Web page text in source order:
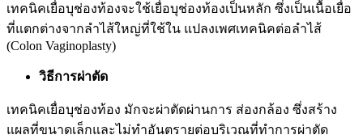
เทคนิคเยื่อบุช่องท้องจะใช้เยื่อบุช่องท้องเป็นหลัก ซึ่งเป็นเนื้อเยื่อ
ที่แตกต่างจากลำไส้ใหญ่ที่ใช้ใน แปลงเพศเทคนิคต่อลำไส้
(Colon Vaginoplasty)
วิธีการผ่าตัด
เทคนิคเยื่อบุช่องท้อง มักจะผ่าตัดผ่านการ ส่องกล้อง ซึ่งสร้าง
แผลที่ขนาดเล็กและไม่ทำอันตรายต่อบริเวณที่ทำการผ่าตัด